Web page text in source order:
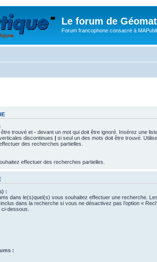
Le forum de
Forum francophone consacré à
trouvé et - devant un mot qui doit être ignoré. Insérez une
discontinues | si seul un des mots doit être trouvé.
des recherches partielles.
effectuer des recherches partielles.
:
dans le(s)quel(s) vous souhaitez effectuer une recherche.
dans la recherche si vous ne désactivez pas l’option «
dessous.
: